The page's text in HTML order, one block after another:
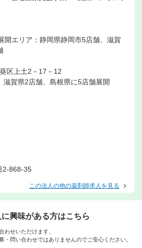
エリア：静岡県静岡市5店舗、滋賀
区上土2－17－12
滋賀県2店舗、島根県に5店舗展開
2-868-35
この法人の他の薬剤師求人を見る
興味がある方はこちら
わせいただけます。
・問い合わせではありませんのでご安心ください。